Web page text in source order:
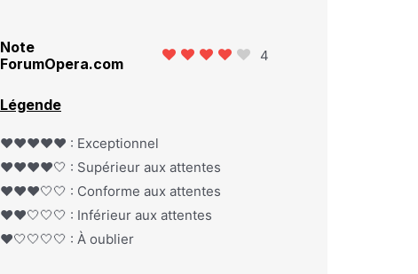
Note
ForumOpera.com
4
Légende
❤️❤️❤️❤️❤️ : Exceptionnel
❤️❤️❤️❤️🤍 : Supérieur aux attentes
❤️❤️❤️🤍🤍 : Conforme aux attentes
❤️❤️🤍🤍🤍 : Inférieur aux attentes
❤️🤍🤍🤍🤍 : À oublier